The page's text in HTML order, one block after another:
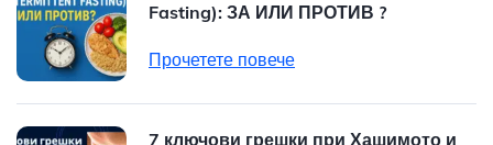
Fasting): ЗА ИЛИ ПРОТИВ ?
Прочетете повече
7 ключови грешки при Хашимото и